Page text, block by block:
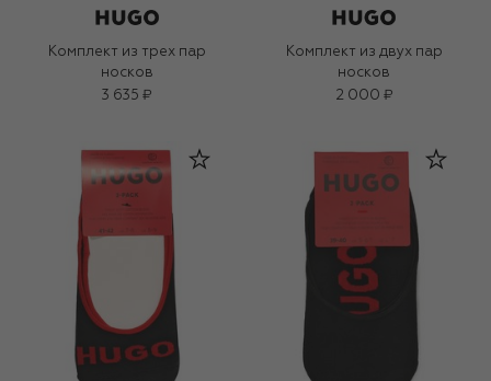
Комплект из трех пар
носков
3 635 ₽
Комплект из двух пар
носков
2 000 ₽